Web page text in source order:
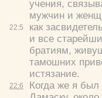
22:5
22:6
учения,
мужчин и
как
и все
братиям,
тамошних
истязание.
Когда же я